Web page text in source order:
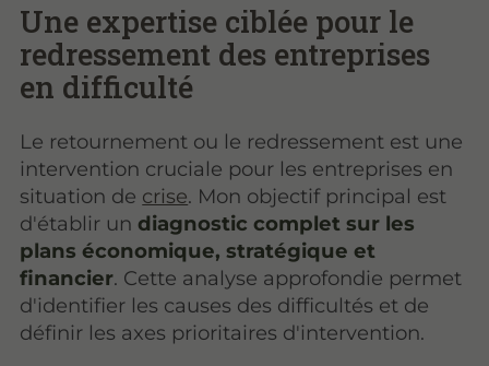
Une expertise ciblée pour le
redressement des entreprises
en difficulté
Le retournement ou le redressement est une
intervention cruciale pour les entreprises en
situation de crise. Mon objectif principal est
d'établir undiagnostic complet sur les
plans économique, stratégique et
financier. Cette analyse approfondie permet
d'identifier les causes des difficultés et de
définir les axes prioritaires d'intervention.